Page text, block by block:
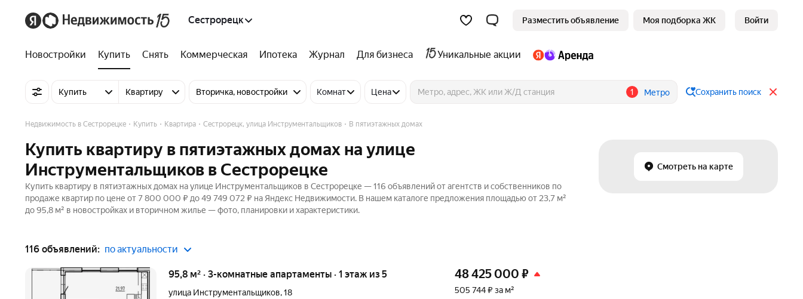
Сестрорецк Разместить объявление Моя подборка ЖК Войти
Новостройки Купить Снять Коммерческая Ипотека Журнал Для бизнеса Уникальные акции
Купить Квартиру Вторичка, новостройки Комнат Цена 1 Метро Сохранить поиск
Смотреть на карте
Недвижимость в Сестрорецке Купить Квартира Сестрорецк, улица Инструментальщиков В пятиэтажных домах
Купить квартиру в пятиэтажных домах на улице
Инструментальщиков в Сестрорецке
Купить квартиру в пятиэтажных домах на улице Инструментальщиков в Сестрорецке — 116 объявлений от агентств и собственников по
продаже квартир по цене от 7 800 000 ₽ до 49 749 072 ₽ на Яндекс Недвижимости. В нашем каталоге предложения площадью от 23,7 м²
до 95,8 м² в новостройках и вторичном жилье — фото, планировки и характеристики.
116 объявлений: по актуальности
95,8 м² · 3-комнатные апартаменты · 1 этаж из 5
улица Инструментальщиков,18
48 425 000 ₽
505 744 ₽ за м²